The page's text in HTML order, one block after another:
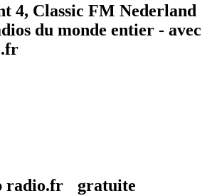
4, Classic FM Nederland
du monde entier - avec
radio.fr gratuite